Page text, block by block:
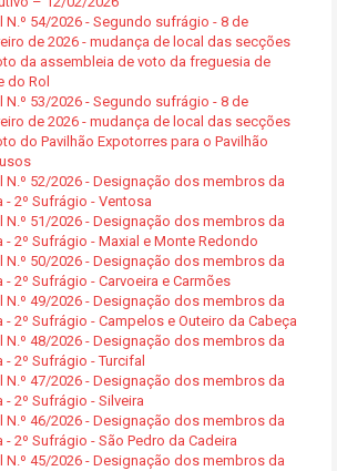
N.º 54/2026 - Segundo sufrágio - 8 de
de 2026 - mudança de local das secções
da assembleia de voto da freguesia de
do Rol
N.º 53/2026 - Segundo sufrágio - 8 de
de 2026 - mudança de local das secções
do Pavilhão Expotorres para o Pavilhão
N.º 52/2026 - Designação dos membros da
- 2º Sufrágio - Ventosa
N.º 51/2026 - Designação dos membros da
- 2º Sufrágio - Maxial e Monte Redondo
N.º 50/2026 - Designação dos membros da
- 2º Sufrágio - Carvoeira e Carmões
N.º 49/2026 - Designação dos membros da
- 2º Sufrágio - Campelos e Outeiro da Cabeça
N.º 48/2026 - Designação dos membros da
- 2º Sufrágio - Turcifal
N.º 47/2026 - Designação dos membros da
- 2º Sufrágio - Silveira
N.º 46/2026 - Designação dos membros da
- 2º Sufrágio - São Pedro da Cadeira
N.º 45/2026 - Designação dos membros da